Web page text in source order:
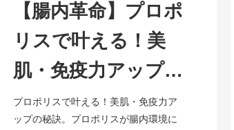
【腸内革命】プロポ
リスで叶える！美
肌・免疫力アップの
秘訣とは？
プロポリスで叶える！美肌・免疫力ア
ップの秘訣。プロポリスが腸内環境に